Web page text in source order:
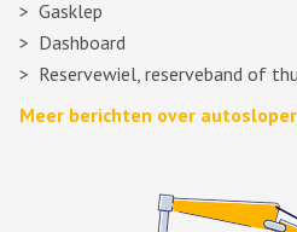
Gasklep
Dashboard
Reservewiel, reserveband of
Meer berichten over